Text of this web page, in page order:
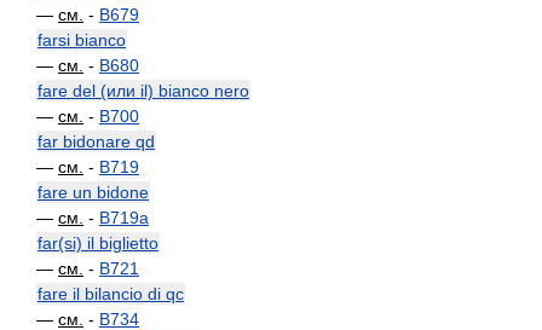
— см. - B679
farsi bianco
— см. - B680
fare del (или il) bianco nero
— см. - B700
far bidonare qd
— см. - B719
fare un bidone
— см. - B719a
far(si) il biglietto
— см. - B721
fare il bilancio di qc
— см. - B734